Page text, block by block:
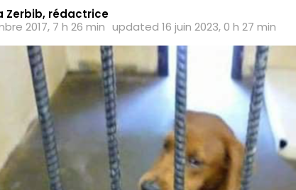
Zerbib, rédactrice
2017, 7 h 26 min updated 16 juin 2023, 0 h 27 min